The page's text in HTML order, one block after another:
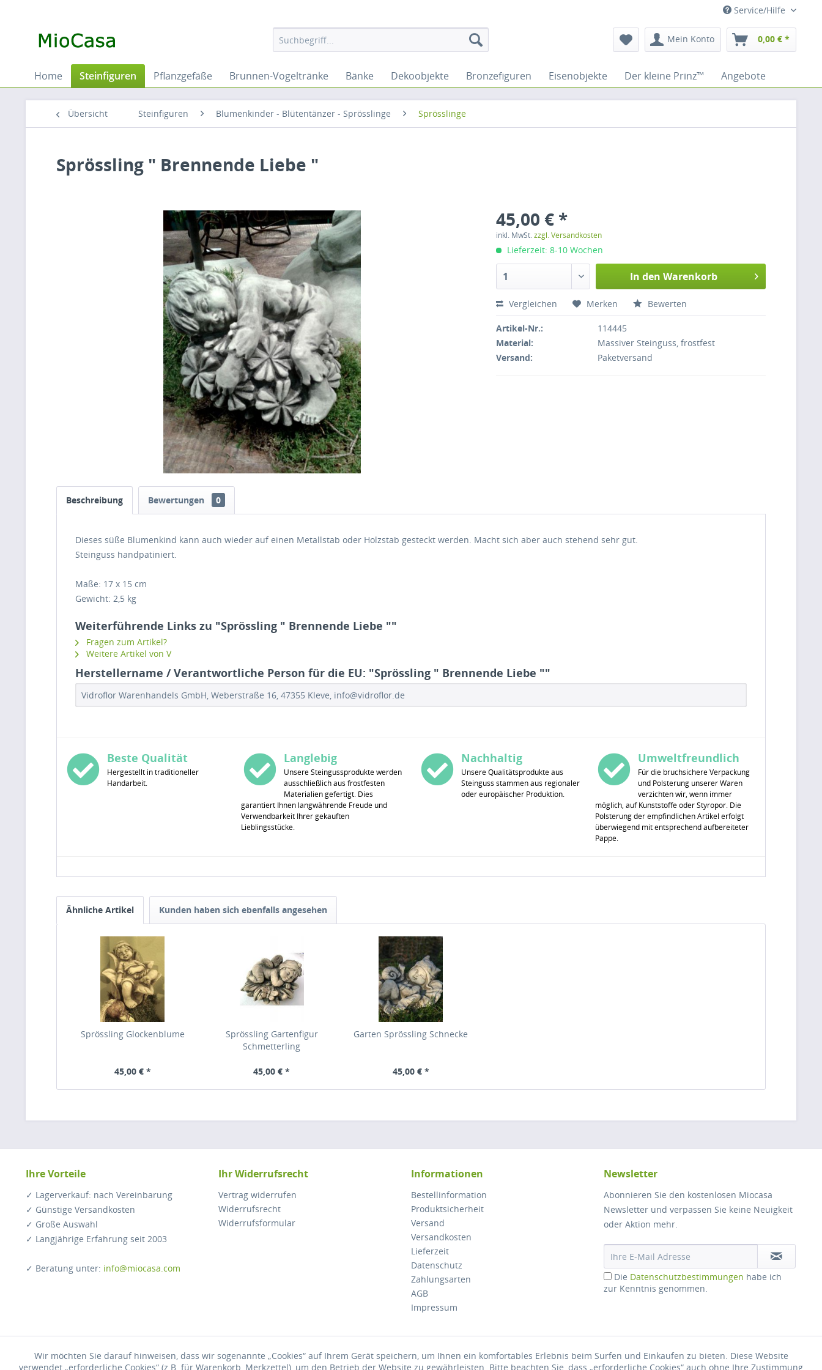
Service/Hilfe
Mein Konto 0,00 € *
Home Steinfiguren Pflanzgefäße Brunnen-Vogeltränke Bänke Dekoobjekte Bronzefiguren Eisenobjekte Der kleine Prinz™ Angebote
Übersicht Steinfiguren Blumenkinder - Blütentänzer - Sprösslinge Sprösslinge
Sprössling " Brennende Liebe "
45,00 € *
inkl. MwSt.zzgl. Versandkosten
Lieferzeit: 8-10 Wochen
In den Warenkorb
Vergleichen Merken Bewerten
Artikel-Nr.:
114445
Material:
Massiver Steinguss, frostfest
Versand:
Paketversand
Beschreibung Bewertungen 0
Dieses süße Blumenkind kann auch wieder auf einen Metallstab oder Holzstab gesteckt werden. Macht sich aber auch stehend sehr gut.
Steinguss handpatiniert.
Maße: 17 x 15 cm
Gewicht: 2,5 kg
Weiterführende Links zu "Sprössling " Brennende Liebe ""
Fragen zum Artikel?
Weitere Artikel von V
Herstellername / Verantwortliche Person für die EU: "Sprössling " Brennende Liebe ""
Vidroflor Warenhandels GmbH, Weberstraße 16, 47355 Kleve, info@vidroflor.de
Beste Qualität
Hergestellt in traditioneller
Handarbeit.
Langlebig
Unsere Steingussprodukte werden
ausschließlich aus frostfesten
Materialien gefertigt. Dies
garantiert Ihnen langwährende Freude und
Verwendbarkeit Ihrer gekauften
Lieblingsstücke.
Nachhaltig
Unsere Qualitätsprodukte aus
Steinguss stammen aus regionaler
oder europäischer Produktion.
Umweltfreundlich
Für die bruchsichere Verpackung
und Polsterung unserer Waren
verzichten wir, wenn immer
möglich, auf Kunststoffe oder Styropor. Die
Polsterung der empfindlichen Artikel erfolgt
überwiegend mit entsprechend aufbereiteter
Pappe.
Ähnliche Artikel Kunden haben sich ebenfalls angesehen
Sprössling Glockenblume
45,00 € *
Sprössling Gartenfigur
Schmetterling
45,00 € *
Garten Sprössling Schnecke
45,00 € *
Ihre Vorteile
✓ Lagerverkauf: nach Vereinbarung
✓ Günstige Versandkosten
✓ Große Auswahl
✓ Langjährige Erfahrung seit 2003
✓ Beratung unter: info@miocasa.com
Ihr Widerrufsrecht
Vertrag widerrufen
Widerrufsrecht
Widerrufsformular
Informationen
Bestellinformation
Produktsicherheit
Versand
Versandkosten
Lieferzeit
Datenschutz
Zahlungsarten
AGB
Impressum
Newsletter
Abonnieren Sie den kostenlosen Miocasa
Newsletter und verpassen Sie keine Neuigkeit
oder Aktion mehr.
Die Datenschutzbestimmungen habe ich
zur Kenntnis genommen.
* Alle Preise inkl. gesetzl. Mehrwertsteuer zzgl.Versandkosten , wenn nicht anders beschrieben
Wir möchten Sie darauf hinweisen, dass wir sogenannte „Cookies“ auf Ihrem Gerät speichern, um Ihnen ein komfortables Erlebnis beim Surfen und Einkaufen zu bieten. Diese Website
verwendet „erforderliche Cookies“ (z.B. für Warenkorb, Merkzettel), um den Betrieb der Website zu gewährleisten. Bitte beachten Sie, dass „erforderliche Cookies“ auch ohne Ihre Zustimmung